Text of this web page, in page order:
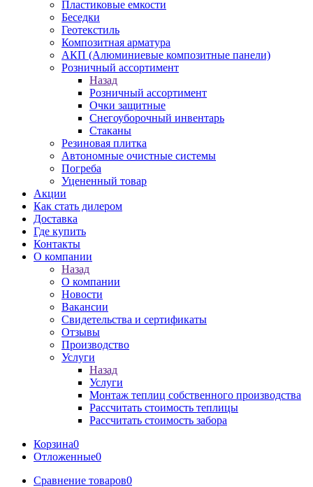
Пластиковые емкости
Беседки
Геотекстиль
Композитная арматура
АКП (Алюминиевые композитные панели)
Розничный ассортимент
Назад
Розничный ассортимент
Очки защитные
Снегоуборочный инвентарь
Стаканы
Резиновая плитка
Автономные очистные системы
Погреба
Уцененный товар
Акции
Как стать дилером
Доставка
Где купить
Контакты
О компании
Назад
О компании
Новости
Вакансии
Свидетельства и сертификаты
Отзывы
Производство
Услуги
Назад
Услуги
Монтаж теплиц собственного производства
Рассчитать стоимость теплицы
Рассчитать стоимость забора
Корзина0
Отложенные0
Сравнение товаров0